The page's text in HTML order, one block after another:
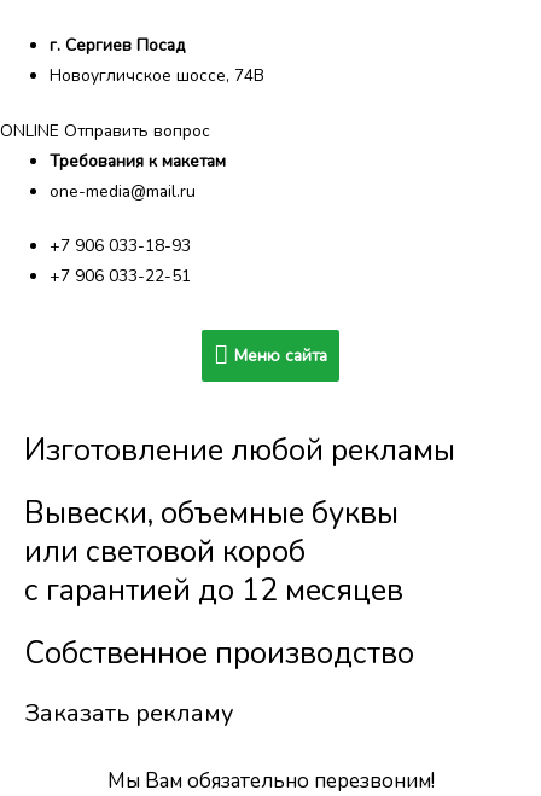
г. Сергиев Посад
Новоугличское шоссе, 74В
ONLINE Отправить вопрос
Требования к макетам
one-media@mail.ru
+7 906 033-18-93
+7 906 033-22-51
Меню
Меню сайта
Изготовление любой рекламы
Вывески, объемные буквы
или световой короб
с гарантией до 12 месяцев
Собственное производство
Заказать рекламу
Мы Вам обязательно перезвоним!